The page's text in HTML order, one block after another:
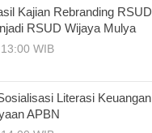
Kajian Rebranding RSUD
RSUD Wijaya Mulya
WIB
Literasi Keuangan
APBN